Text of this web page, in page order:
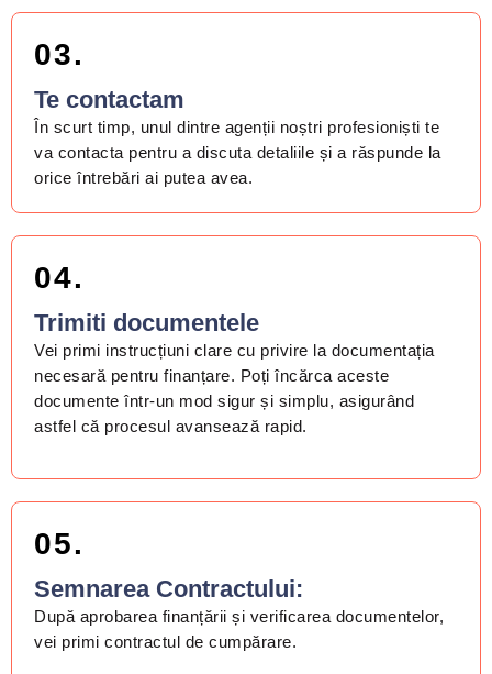
03.
Te contactam
În scurt timp, unul dintre agenții noștri profesioniști te
va contacta pentru a discuta detaliile și a răspunde la
orice întrebări ai putea avea.
04.
Trimiti documentele
Vei primi instrucțiuni clare cu privire la documentația
necesară pentru finanțare. Poți încărca aceste
documente într-un mod sigur și simplu, asigurând
astfel că procesul avansează rapid.
05.
Semnarea Contractului:​
După aprobarea finanțării și verificarea documentelor,
vei primi contractul de cumpărare.